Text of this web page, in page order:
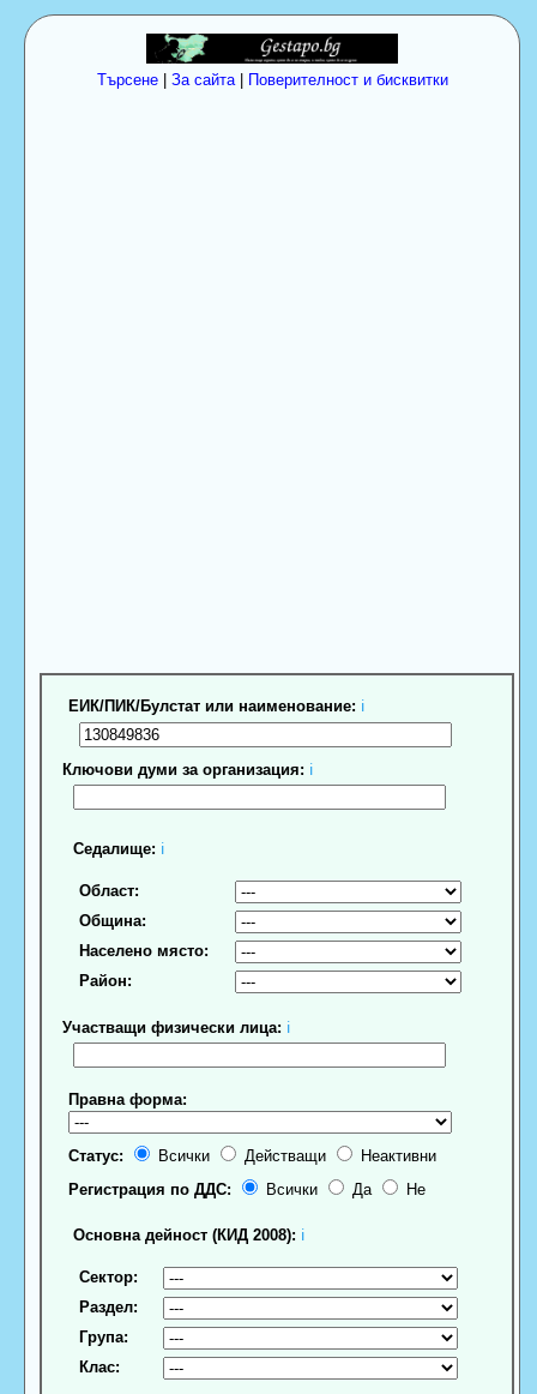
Търсене| За сайта| Поверителност и бисквитки
ЕИК/ПИК/Булстат или наименование: ℹ
Ключови думи за организация: ℹ
Седалище: ℹ
Област:
Община:
Населено място:
Район:
Участващи физически лица: ℹ
Правна форма:
Статус: Всички Действащи
Неактивни
Регистрация по ДДС:
Всички Да Не
Основна дейност (КИД 2008): ℹ
Сектор:
Раздел:
Група:
Клас: